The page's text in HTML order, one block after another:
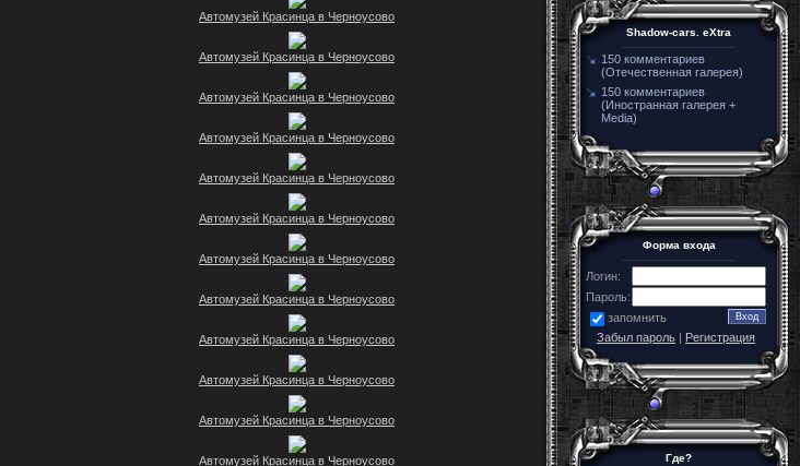
Автомузей Красинца в Черноусово
Автомузей Красинца в Черноусово
Автомузей Красинца в Черноусово
Автомузей Красинца в Черноусово
Автомузей Красинца в Черноусово
Автомузей Красинца в Черноусово
Автомузей Красинца в Черноусово
Автомузей Красинца в Черноусово
Автомузей Красинца в Черноусово
Автомузей Красинца в Черноусово
Автомузей Красинца в Черноусово
Автомузей Красинца в Черноусово
Shadow-cars. eXtra
150 комментариев
(Отечественная галерея)
150 комментариев
(Иностранная галерея +
Media)
Форма входа
Логин:
Пароль:
запомнить
Забыл пароль | Регистрация
Где?